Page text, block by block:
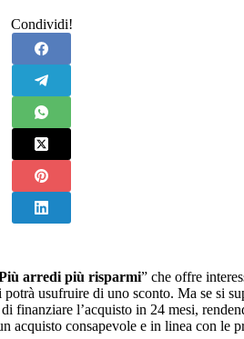
Condividi!
arredi più risparmi” che offre
usufruire di uno sconto. Ma se si
finanziare l’acquisto in 24 mesi,
acquisto consapevole e in linea con le